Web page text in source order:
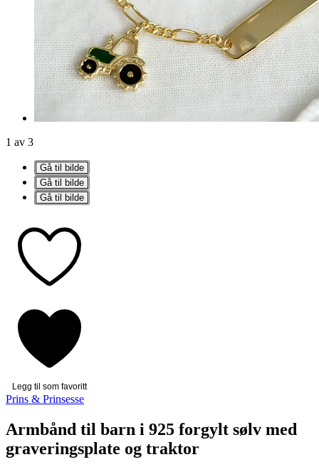
1 av 3
Gå til bilde
Gå til bilde
Gå til bilde
Legg til som favoritt
Prins & Prinsesse
Armbånd til barn i 925 forgylt sølv med
graveringsplate og traktor